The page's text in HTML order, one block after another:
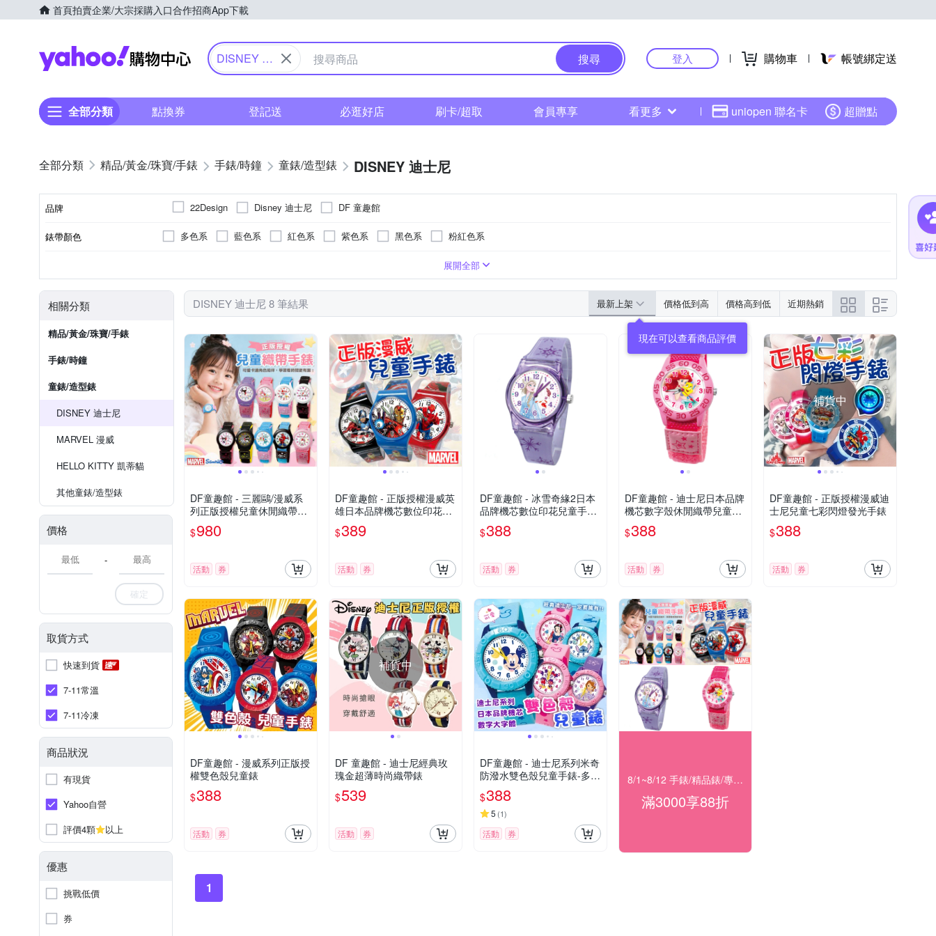
首頁拍賣企業/大宗採購入口合作招商App下載
Yahoo購物中心
DISNEY 迪
搜尋 登入 購物車 帳號綁定送
全部分類 點換券 登記送 必逛好店 刷卡/超取 會員專享 看更多 uniopen 聯名卡 超贈點
精品/黃金/珠寶/手錶 手錶/時鐘 童錶/造型錶 DISNEY 迪士尼
品牌 22Design Disney 迪士尼 DF 童趣館
錶帶顏色 多色系 藍色系 紅色系 紫色系 黑色系 粉紅色系
咖啡色系
展開全部
相關分類
精品/黃金/珠寶/手錶
手錶/時鐘
童錶/造型錶
DISNEY 迪士尼
MARVEL 漫威
HELLO KITTY 凱蒂貓
其他童錶/造型錶
價格
-
確定
取貨方式
快速到貨
7-11常溫
7-11冷凍
商品狀況
有現貨
Yahoo自營
評價4顆
以上
優惠
挑戰低價
券
DISNEY 迪士尼 8 筆結果 最新上架 價格低到高 價格高到低 近期熱銷
現在可以查看商品評價
DF童趣館 - 三麗鷗/漫威系
列正版授權兒童休閒織帶錶
- 多款可選
$980
活動 券
DF童趣館 - 正版授權漫威英
雄日本品牌機芯數位印花兒
童手錶
$389
活動 券
DF童趣館 - 冰雪奇緣2日本
品牌機芯數位印花兒童手錶-
共3色
$388
活動 券
DF童趣館 - 迪士尼日本品牌
機芯數字殼休閒織帶兒童手
錶 - 多款可選
$388
活動 券
補貨中
DF童趣館 - 正版授權漫威迪
士尼兒童七彩閃燈發光手錶
$388
活動 券
DF童趣館 - 漫威系列正版授
權雙色殼兒童錶
$388
活動 券
補貨中
DF 童趣館 - 迪士尼經典玫
瑰金超薄時尚織帶錶
$539
活動 券
DF童趣館 - 迪士尼系列米奇
防潑水雙色殼兒童手錶-多款
可選
$388
5 (1)
活動 券
8/1~8/12 手錶/精品錶/專櫃飾品 指定商品滿$3000享88折
滿3000享88折
1